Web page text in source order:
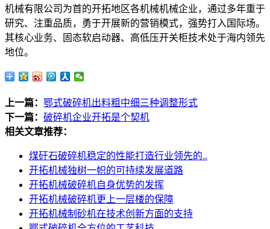
机械有限公司为首的开拓地区各机械机械企业，通过多年重于
研究、注重品质，勇于开展新的营销模式，强势打入国际场。
其核心业务、固态软启动器、高低压开关柜技术处于海内领先
地位。
上一篇： 鄂式破碎机出料粗中细三种调整形式
下一篇： 破碎机企业开拓是个契机
相关文章推荐：
煤矸石破碎机稳定的性能打造行业领先的..
开拓机械独树一帜的可持续发展道路
开拓机械破碎机自身优势的发挥
开拓机械破碎机更上一层楼的保障
开拓机械制砂机在技术创新方面的支持